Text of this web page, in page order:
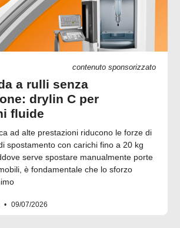
contenuto sponsorizzato
a rulli senza
drylin C per
fluide
ad alte prestazioni riducono le forze di
spostamento con carichi fino a 20 kg
serve spostare manualmente porte
è fondamentale che lo sforzo
09/07/2026